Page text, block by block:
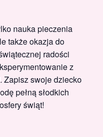
nauka pieczenia
także okazja do
radości
z
Zapisz swoje dziecko
pełną słodkich
świąt!